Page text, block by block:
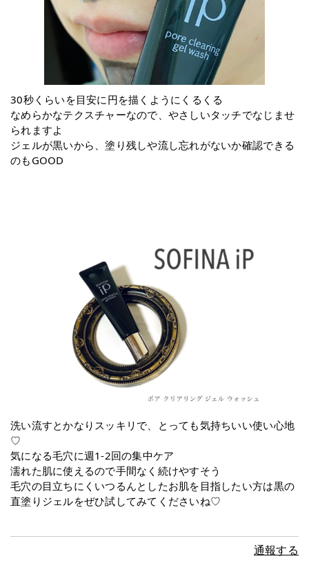
30秒くらいを目安に円を描くようにくるくる
なめらかなテクスチャーなので、やさしいタッチでなじませ
られますよ
ジェルが黒いから、塗り残しや流し忘れがないか確認できる
のもGOOD
洗い流すとかなりスッキリで、とっても気持ちいい使い心地
♡
気になる毛穴に週1-2回の集中ケア
濡れた肌に使えるので手間なく続けやすそう
毛穴の目立ちにくいつるんとしたお肌を目指したい方は黒の
直塗りジェルをぜひ試してみてくださいね♡
通報する